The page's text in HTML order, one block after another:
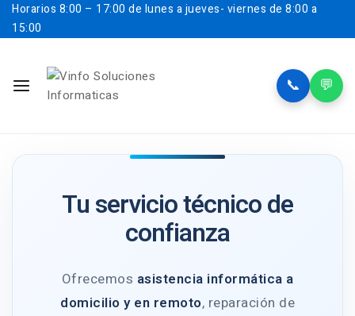
Horarios 8:00 – 17:00 de lunes a jueves- viernes de 8:00 a
15:00
📞 💬
Tu servicio técnico de
confianza
Ofrecemos asistencia informática a
domicilio y en remoto, reparación de